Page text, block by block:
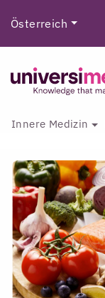
Österreich
Innere Medizin